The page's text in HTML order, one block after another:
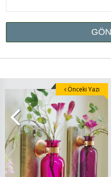
Önceki Yazı